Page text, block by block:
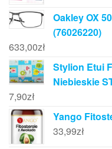
Oakley OX
(76026220)
633,00zł
Stylion Etui
Niebieskie
7,90zł
Yango
33,99zł